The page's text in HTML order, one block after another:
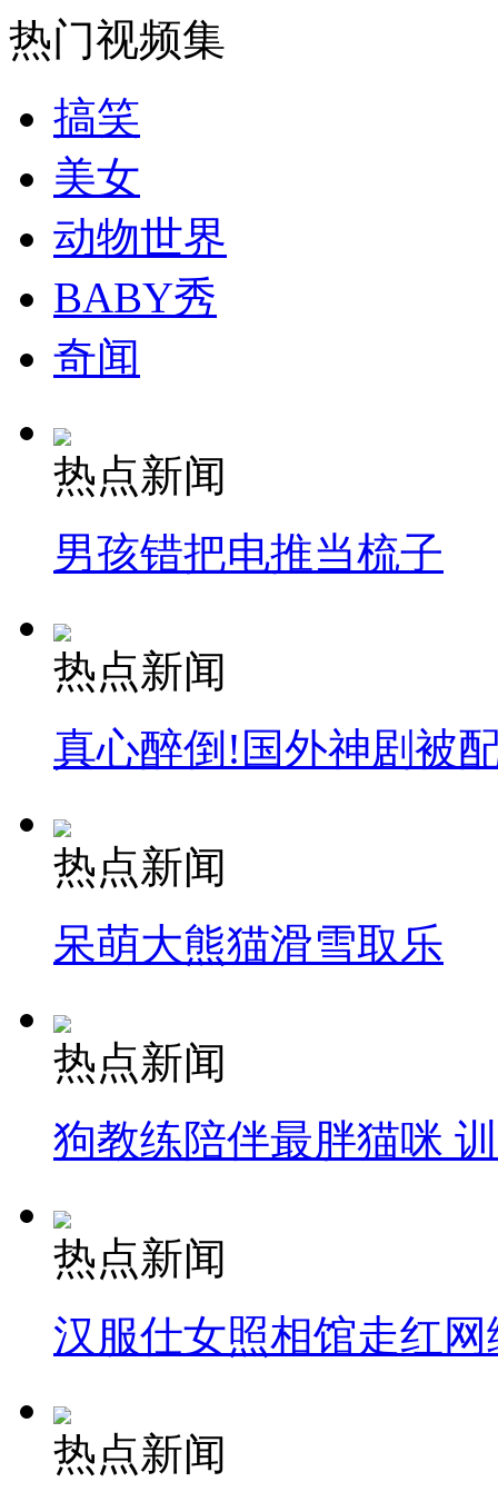
消防员救轻生者
纽约上演“枕头大战”
司机酒驾遇交警 急速倒车逃窜
热门视频集
搞笑
美女
动物世界
BABY秀
奇闻
热点新闻
男孩错把电推当梳子
热点新闻
真心醉倒!国外神剧被
热点新闻
呆萌大熊猫滑雪取乐
热点新闻
狗教练陪伴最胖猫咪
热点新闻
汉服仕女照相馆走红网
热点新闻